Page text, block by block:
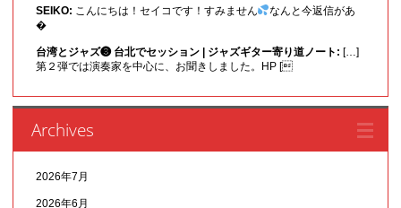
SEIKO: こんにちは！セイコです！すみません
なんと今返信があ
�
台湾とジャズ❸ 台北でセッション | ジャズギター寄り道ノート: […]
第２弾では演奏家を中心に、お聞きしました。HP [
Archives
2026年7月
2026年6月